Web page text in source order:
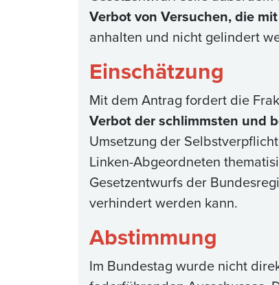
Verbot von Versuchen, die
anhalten und nicht gelindert
Einschätzung
Mit dem Antrag fordert die
Verbot der schlimmsten und
Umsetzung der
Linken-Abgeordneten
Gesetzentwurfs der
verhindert werden kann.
Abstimmung
Im Bundestag wurde nicht